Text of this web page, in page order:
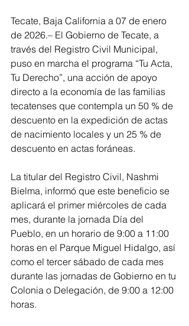
Tecate, Baja California a 07 de enero
de 2026.– El Gobierno de Tecate, a
través del Registro Civil Municipal,
puso en marcha el programa “Tu Acta,
Tu Derecho”, una acción de apoyo
directo a la economía de las familias
tecatenses que contempla un 50 % de
descuento en la expedición de actas
de nacimiento locales y un 25 % de
descuento en actas foráneas.
La titular del Registro Civil, Nashmi
Bielma, informó que este beneficio se
aplicará el primer miércoles de cada
mes, durante la jornada Día del
Pueblo, en un horario de 9:00 a 11:00
horas en el Parque Miguel Hidalgo, así
como el tercer sábado de cada mes
durante las jornadas de Gobierno en tu
Colonia o Delegación, de 9:00 a 12:00
horas.